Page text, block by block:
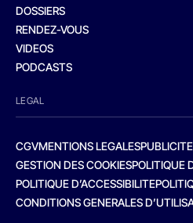
DOSSIERS
RENDEZ-VOUS
VIDEOS
PODCASTS
LEGAL
CGVMENTIONS LEGALES
GESTION DES COOKIESPOLITIQUE
POLITIQUE D’ACCESSIBILITE
CONDITIONS GENERALES